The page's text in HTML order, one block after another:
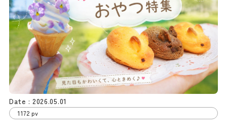
2026.05.01
1172 pv